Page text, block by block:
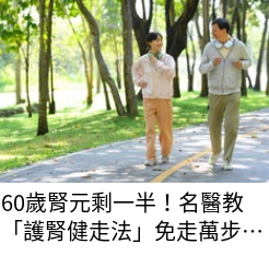
60歲腎元剩一半！名醫教
「護腎健走法」免走萬步逆